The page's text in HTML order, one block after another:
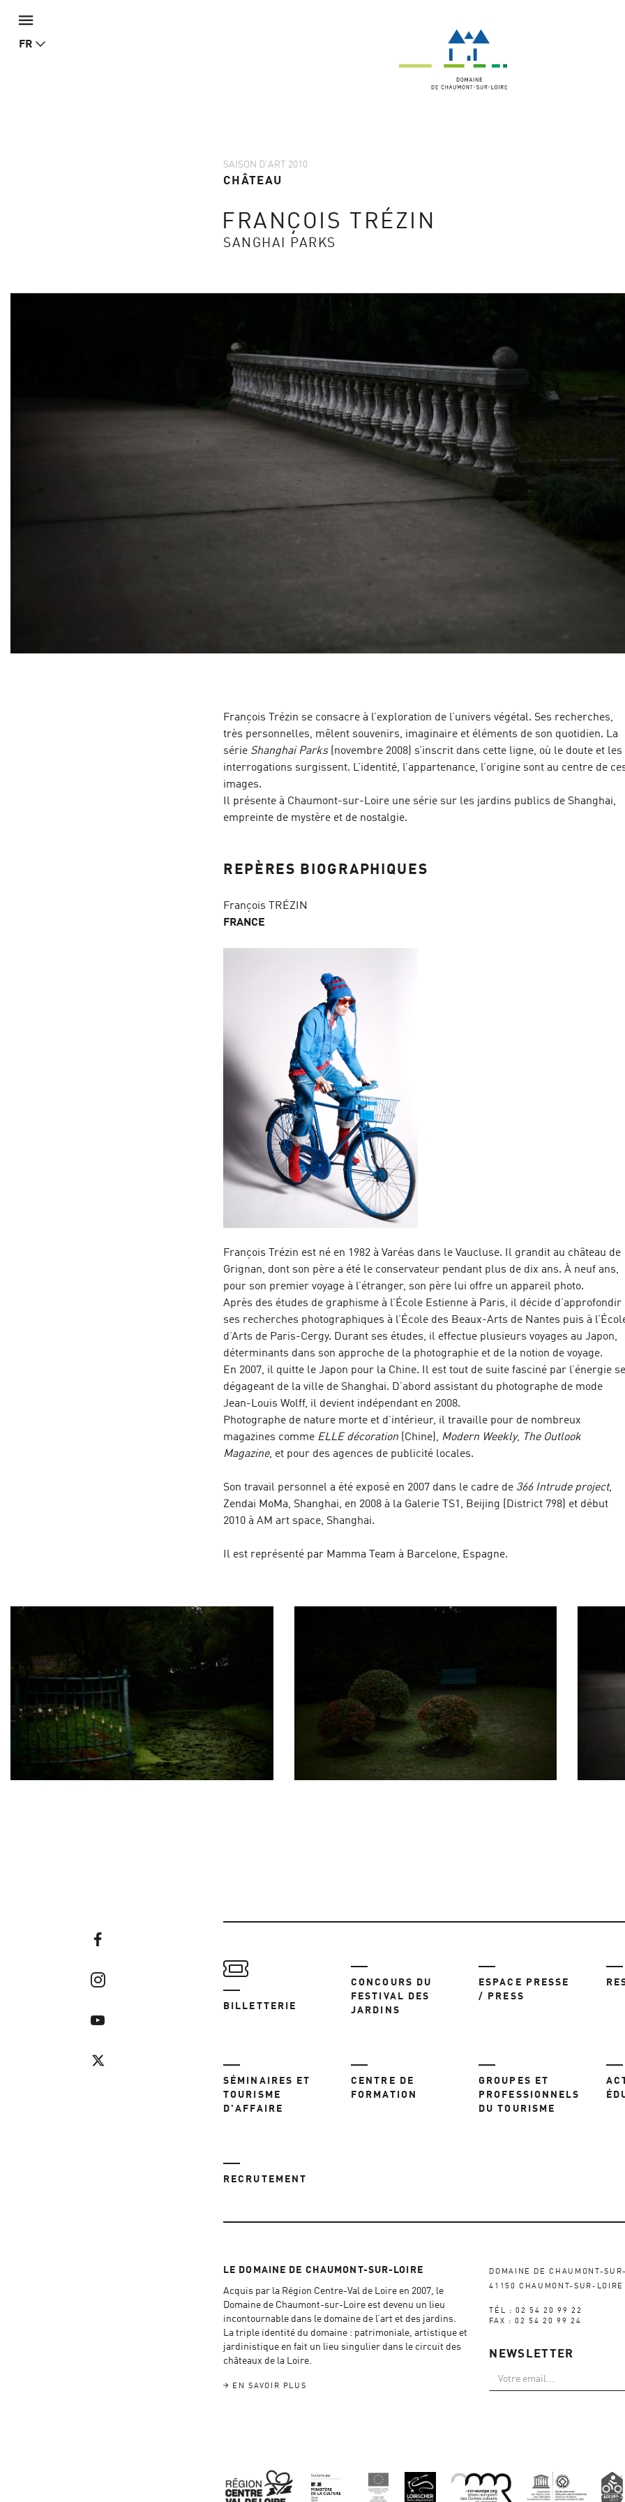
FR
SAISON D'ART 2010
CHÂTEAU
FRANÇOIS TRÉZIN
SANGHAI PARKS
François Trézin se consacre à l’exploration de l’univers végétal. Ses recherches,
très personnelles, mêlent souvenirs, imaginaire et éléments de son quotidien. La
série Shanghai Parks(novembre 2008) s’inscrit dans cette ligne, où le doute et les
interrogations surgissent. L’identité, l’appartenance, l’origine sont au centre de
images.
Il présente à Chaumont-sur-Loire une série sur les jardins publics de Shanghai,
empreinte de mystère et de nostalgie.
REPÈRES BIOGRAPHIQUES
François TRÉZIN
FRANCE
François Trézin est né en 1982 à Varéas dans le Vaucluse. Il grandit au château de
Grignan, dont son père a été le conservateur pendant plus de dix ans. À neuf ans,
pour son premier voyage à l’étranger, son père lui offre un appareil photo.
Après des études de graphisme à l’École Estienne à Paris, il décide d’approfondir
ses recherches photographiques à l’École des Beaux-Arts de Nantes puis à
d’Arts de Paris-Cergy. Durant ses études, il effectue plusieurs voyages au Japon,
déterminants dans son approche de la photographie et de la notion de voyage.
En 2007, il quitte le Japon pour la Chine. Il est tout de suite fasciné par l’énergie se
dégageant de la ville de Shanghai. D’abord assistant du photographe de mode
Jean-Louis Wolff, il devient indépendant en 2008.
Photographe de nature morte et d’intérieur, il travaille pour de nombreux
magazines comme ELLE décoration (Chine), Modern Weekly, The Outlook
Magazine, et pour des agences de publicité locales.
Son travail personnel a été exposé en 2007 dans le cadre de 366 Intrude project,
Zendai MoMa, Shanghai, en 2008 à la Galerie TS1, Beijing (District 798) et début
2010 à AM art space, Shanghai.
Il est représenté par Mamma Team à Barcelone, Espagne.
BILLETTERIE
CONCOURS DU
FESTIVAL DES
JARDINS
ESPACE PRESSE
/ PRESS
SÉMINAIRES ET
TOURISME
D'AFFAIRE
CENTRE DE
FORMATION
GROUPES ET
PROFESSIONNELS
DU TOURISME
RECRUTEMENT
LE DOMAINE DE CHAUMONT-SUR-LOIRE
Acquis par la Région Centre-Val de Loire en 2007, le
Domaine de Chaumont-sur-Loire est devenu un lieu
incontournable dans le domaine de l’art et des jardins.
La triple identité du domaine : patrimoniale, artistique et
jardinistique en fait un lieu singulier dans le circuit des
châteaux de la Loire.
EN SAVOIR PLUS
DOMAINE DE CHAUMONT-
41150 CHAUMONT-SUR-LOIRE
TÉL : 02 54 20 99 22
FAX : 02 54 20 99 24
NEWSLETTER